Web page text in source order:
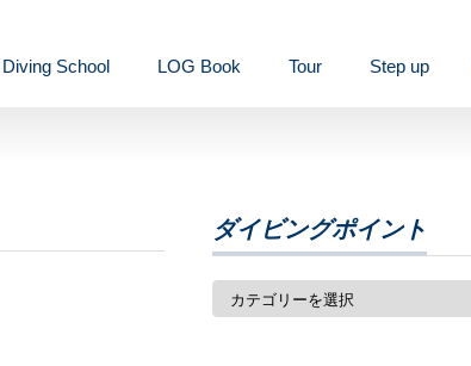
Diving School LOG Book Tour Step up
ダイビングポイント